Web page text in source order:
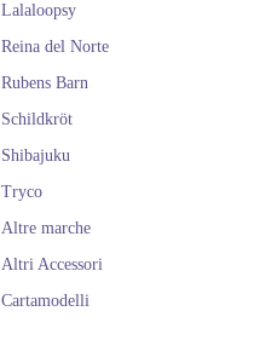
Lalaloopsy
Reina del Norte
Rubens Barn
Schildkröt
Shibajuku
Tryco
Altre marche
Altri Accessori
Cartamodelli